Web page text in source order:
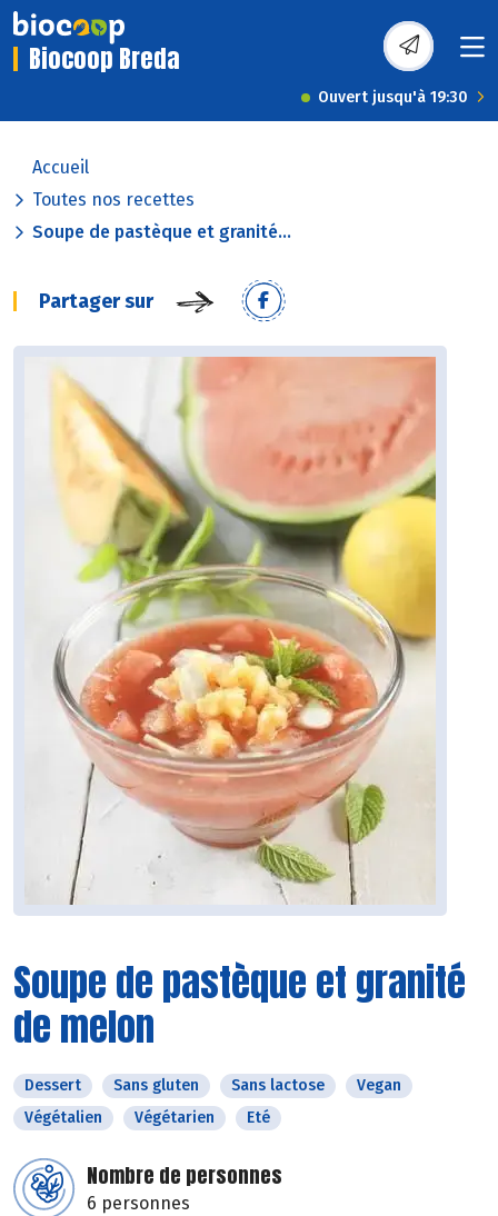
Biocoop Breda
Ouvert jusqu'à 19:30
Accueil
Toutes nos recettes
Soupe de pastèque et granité...
Partager sur
Soupe de pastèque et granité
de melon
Dessert Sans gluten Sans lactose
Vegan
Végétalien
Végétarien Eté
Nombre de personnes
6 personnes